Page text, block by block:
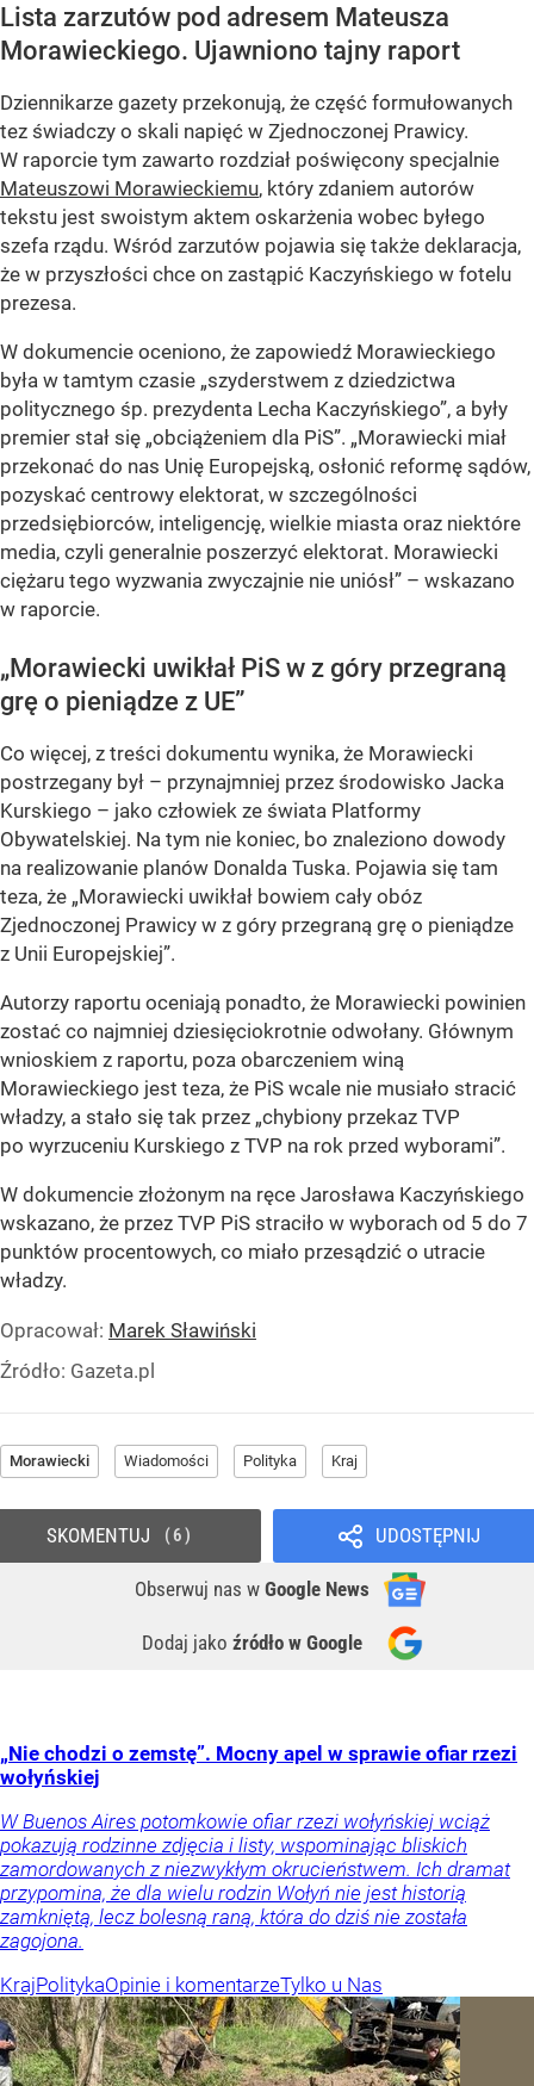
Lista zarzutów pod adresem Mateusza
Morawieckiego. Ujawniono tajny raport
Dziennikarze gazety przekonują, że część formułowanych
tez świadczy o skali napięć w Zjednoczonej Prawicy.
W raporcie tym zawarto rozdział poświęcony specjalnie
Mateuszowi Morawieckiemu, który zdaniem autorów
tekstu jest swoistym aktem oskarżenia wobec byłego
szefa rządu. Wśród zarzutów pojawia się także deklaracja,
że w przyszłości chce on zastąpić Kaczyńskiego w fotelu
prezesa.
W dokumencie oceniono, że zapowiedź Morawieckiego
była w tamtym czasie „szyderstwem z dziedzictwa
politycznego śp. prezydenta Lecha Kaczyńskiego”, a były
premier stał się „obciążeniem dla PiS”. „Morawiecki miał
przekonać do nas Unię Europejską, osłonić reformę sądów,
pozyskać centrowy elektorat, w szczególności
przedsiębiorców, inteligencję, wielkie miasta oraz niektóre
media, czyli generalnie poszerzyć elektorat. Morawiecki
ciężaru tego wyzwania zwyczajnie nie uniósł” – wskazano
w raporcie.
„Morawiecki uwikłał PiS w z góry przegraną
grę o pieniądze z UE”
Co więcej, z treści dokumentu wynika, że Morawiecki
postrzegany był – przynajmniej przez środowisko Jacka
Kurskiego – jako człowiek ze świata Platformy
Obywatelskiej. Na tym nie koniec, bo znaleziono dowody
na realizowanie planów Donalda Tuska. Pojawia się tam
teza, że „Morawiecki uwikłał bowiem cały obóz
Zjednoczonej Prawicy w z góry przegraną grę o pieniądze
z Unii Europejskiej”.
Autorzy raportu oceniają ponadto, że Morawiecki powinien
zostać co najmniej dziesięciokrotnie odwołany. Głównym
wnioskiem z raportu, poza obarczeniem winą
Morawieckiego jest teza, że PiS wcale nie musiało stracić
władzy, a stało się tak przez „chybiony przekaz TVP
po wyrzuceniu Kurskiego z TVP na rok przed wyborami”.
W dokumencie złożonym na ręce Jarosława Kaczyńskiego
wskazano, że przez TVP PiS straciło w wyborach od 5 do 7
punktów procentowych, co miało przesądzić o utracie
władzy.
Opracował: Marek Sławiński
Źródło: Gazeta.pl
Morawiecki Wiadomości Polityka Kraj
UDOSTĘPNIJ
Obserwuj nas w Google News
Dodaj jako źródło w Google
SKOMENTUJ 6
„Nie chodzi o zemstę”. Mocny apel w sprawie ofiar rzezi
wołyńskiej
W Buenos Aires potomkowie ofiar rzezi wołyńskiej wciąż
pokazują rodzinne zdjęcia i listy, wspominając bliskich
zamordowanych z niezwykłym okrucieństwem. Ich dramat
przypomina, że dla wielu rodzin Wołyń nie jest historią
zamkniętą, lecz bolesną raną, która do dziś nie została
zagojona.
KrajPolitykaOpinie i komentarzeTylko u Nas